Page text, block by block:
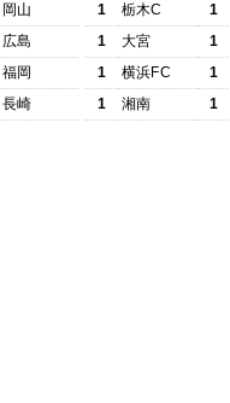
岡山
広島
福岡
長崎
1
栃木C
1
1
大宮
1
1
横浜FC
1
1
湘南 1